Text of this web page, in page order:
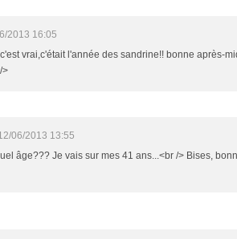
2013 16:05
vrai,c'était l'année des sandrine!! bonne après-
>
06/2013 13:55
âge??? Je vais sur mes 41 ans...<br /> Bises,